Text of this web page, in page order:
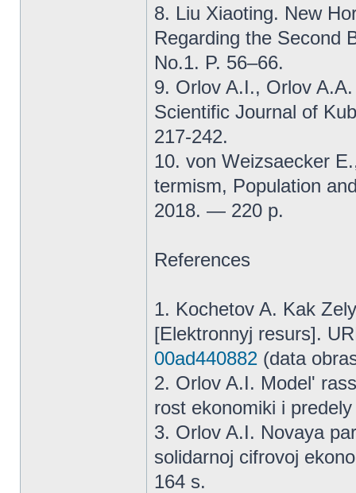
8. Liu Xiaoting. New
Regarding the Second
No.1. P. 56–66.
9. Orlov A.I., Orlov
Scientific Journal of
217-242.
10. von Weizsaecker
termism, Population
2018. — 220 p.
References
1. Kochetov A. Kak
[Elektronnyj resurs].
00ad440882 (data
2. Orlov A.I. Model'
rost ekonomiki i
3. Orlov A.I. Novaya
solidarnoj cifrovoj
164 s.